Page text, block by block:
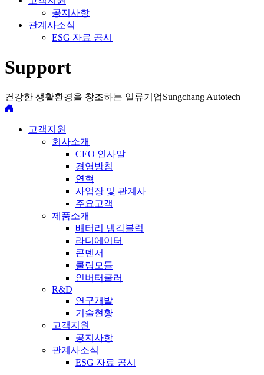
공지사항
관계사소식
ESG 자료 공시
Support
건강한 생활환경을 창조하는 일류기업Sungchang Autotech
고객지원
회사소개
CEO 인사말
경영방침
연혁
사업장 및 관계사
주요고객
제품소개
배터리 냉각블럭
라디에이터
콘덴서
쿨링모듈
인버터쿨러
R&D
연구개발
기술현황
고객지원
공지사항
관계사소식
ESG 자료 공시